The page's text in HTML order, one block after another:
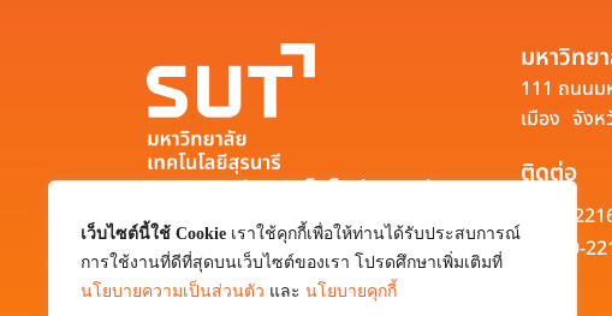
เว็บไซต์นี้ใช้ Cookie เราใช้คุกกี้เพื่อให้ท่านได้รับประสบการณ์
การใช้งานที่ดีที่สุดบนเว็บไซต์ของเรา โปรดศึกษาเพิ่มเติมที่
นโยบายความเป็นส่วนตัว และ นโยบายคุกกี้
มหาวิทยาลัยเทคโนโลยีสุรนารี
111 ถนนมหาวิทยาลัย ตำบลสุรนารี อำเภอ
เมือง จังหวัดนครราชสีมา 30000
0-4422-3000
มหาวิทย
111 ถนนม
เมือง จังห
ติดต่อ
0-
0-